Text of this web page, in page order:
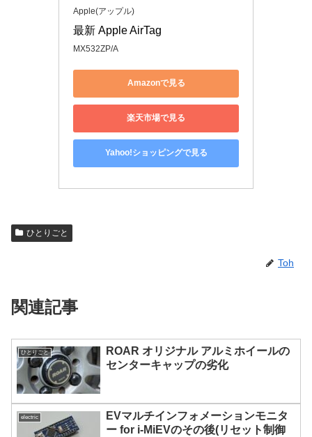
Apple(アップル)
最新 Apple AirTag
MX532ZP/A
Amazonで見る
楽天市場で見る
Yahoo!ショッピングで見る
ひとりごと
Toh
関連記事
ひとりごと
ROAR オリジナル アルミホイールの
センターキャップの劣化
electric
EVマルチインフォメーションモニタ
ー for i-MiEVのその後(リセット制御